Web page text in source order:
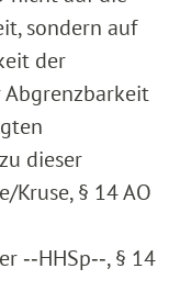
sondern auf
der
dieser
Kruse, § 14 AO
§ 14